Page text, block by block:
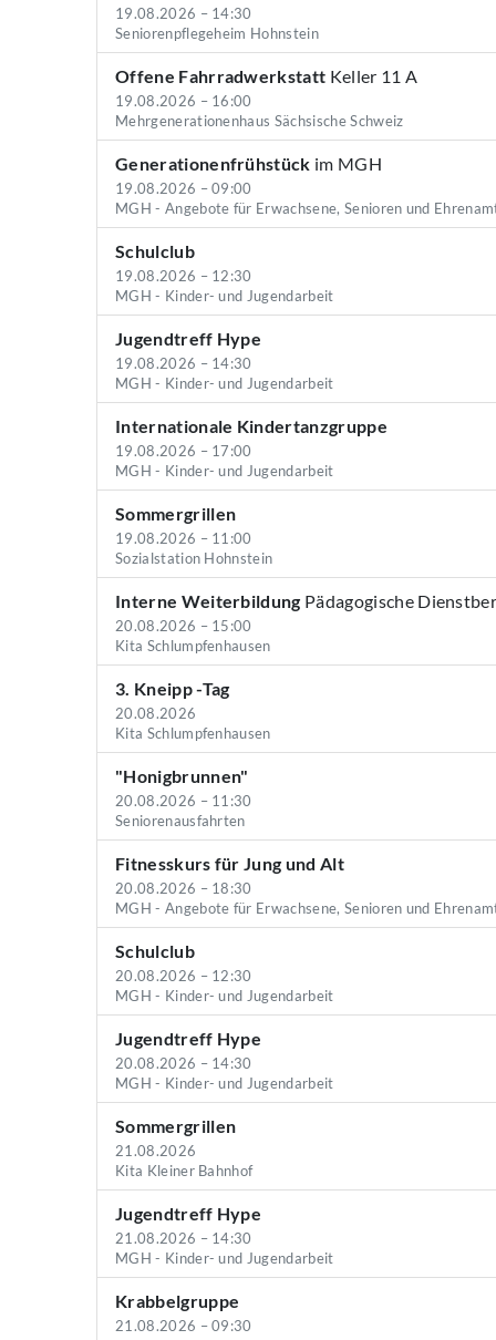
19.08.2026 – 14:30
Seniorenpflegeheim Hohnstein
Offene Fahrradwerkstatt Keller 11 A
19.08.2026 – 16:00
Mehrgenerationenhaus Sächsische Schweiz
Generationenfrühstück im MGH
19.08.2026 – 09:00
MGH - Angebote für Erwachsene, Senioren und
Schulclub
19.08.2026 – 12:30
MGH - Kinder- und Jugendarbeit
Jugendtreff Hype
19.08.2026 – 14:30
MGH - Kinder- und Jugendarbeit
Internationale Kindertanzgruppe
19.08.2026 – 17:00
MGH - Kinder- und Jugendarbeit
Sommergrillen
19.08.2026 – 11:00
Sozialstation Hohnstein
Interne Weiterbildung Pädagogische
20.08.2026 – 15:00
Kita Schlumpfenhausen
3. Kneipp -Tag
20.08.2026
Kita Schlumpfenhausen
"Honigbrunnen"
20.08.2026 – 11:30
Seniorenausfahrten
Fitnesskurs für Jung und Alt
20.08.2026 – 18:30
MGH - Angebote für Erwachsene, Senioren und
Schulclub
20.08.2026 – 12:30
MGH - Kinder- und Jugendarbeit
Jugendtreff Hype
20.08.2026 – 14:30
MGH - Kinder- und Jugendarbeit
Sommergrillen
21.08.2026
Kita Kleiner Bahnhof
Jugendtreff Hype
21.08.2026 – 14:30
MGH - Kinder- und Jugendarbeit
Krabbelgruppe
21.08.2026 – 09:30